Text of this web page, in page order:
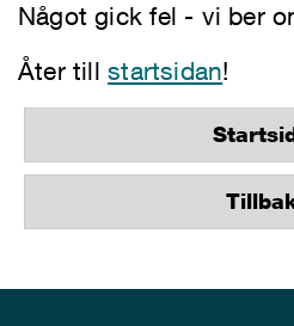
Något gick fel - vi ber
Åter tillstartsidan!